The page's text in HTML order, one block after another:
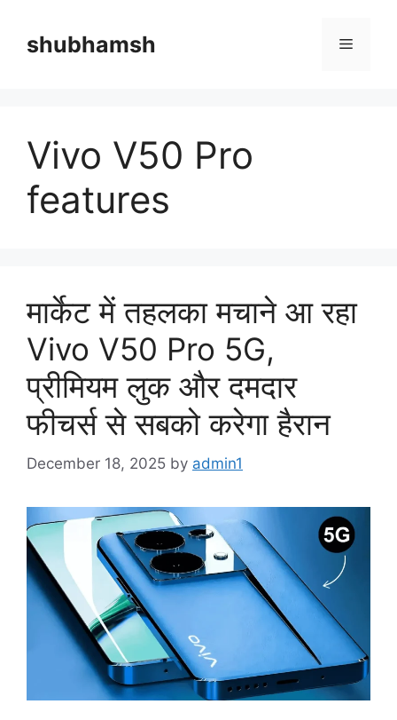
contentshubhamsh Menu
Vivo V50 Pro
features
मार्केट में तहलका मचाने आ रहा
Vivo V50 Pro 5G,
प्रीमियम लुक और दमदार
फीचर्स से सबको करेगा हैरान
December 18, 2025 by admin1